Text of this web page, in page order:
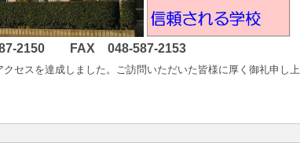
2150 FAX 048-587-2153
セスを達成しました。ご訪問いただいた皆様に厚く御礼申